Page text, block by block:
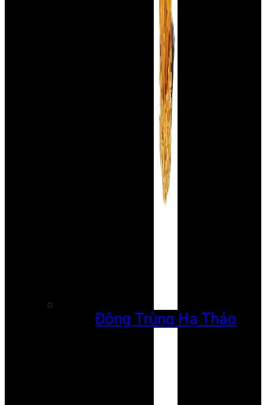
Đông Trùng Hạ Thảo